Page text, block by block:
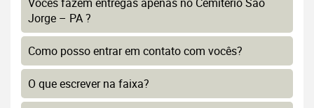
Jorge – PA ?
Como posso entrar em contato com vocês?
O que escrever na faixa?